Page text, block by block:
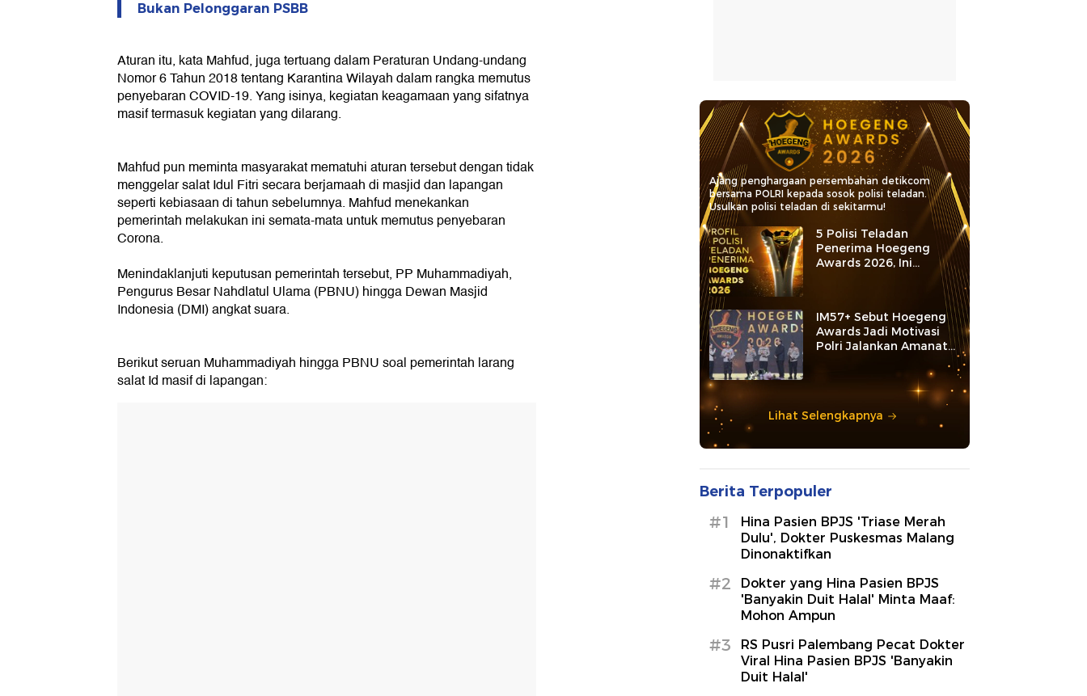
Bukan Pelonggaran PSBB
Aturan itu, kata Mahfud, juga tertuang dalam Peraturan Undang-undang
Nomor 6 Tahun 2018 tentang Karantina Wilayah dalam rangka memutus
penyebaran COVID-19. Yang isinya, kegiatan keagamaan yang sifatnya
masif termasuk kegiatan yang dilarang.
Mahfud pun meminta masyarakat mematuhi aturan tersebut dengan tidak
menggelar salat Idul Fitri secara berjamaah di masjid dan lapangan
seperti kebiasaan di tahun sebelumnya. Mahfud menekankan
pemerintah melakukan ini semata-mata untuk memutus penyebaran
Corona.
Menindaklanjuti keputusan pemerintah tersebut, PP Muhammadiyah,
Pengurus Besar Nahdlatul Ulama (PBNU) hingga Dewan Masjid
Indonesia (DMI) angkat suara.
Berikut seruan Muhammadiyah hingga PBNU soal pemerintah larang
salat Id masif di lapangan:
Ajang penghargaan persembahan detikcom
bersama POLRI kepada sosok polisi teladan.
Usulkan polisi teladan di sekitarmu!
5 Polisi Teladan
Penerima Hoegeng
Awards 2026, Ini
Kategori dan Kiprahnya
IM57+ Sebut Hoegeng
Awards Jadi Motivasi
Polri Jalankan Amanat
Lihat Selengkapnya
Berita Terpopuler
#1
Hina Pasien BPJS 'Triase Merah
Dulu', Dokter Puskesmas Malang
Dinonaktifkan
#2
Dokter yang Hina Pasien BPJS
'Banyakin Duit Halal' Minta Maaf:
Mohon Ampun
#3
RS Pusri Palembang Pecat Dokter
Viral Hina Pasien BPJS 'Banyakin
Duit Halal'